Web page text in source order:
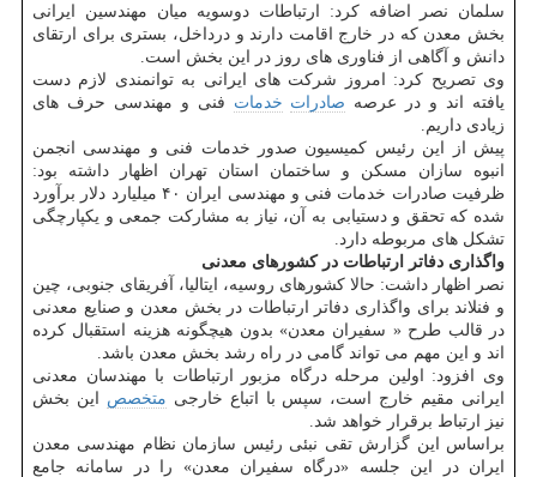
سلمان نصر اضافه کرد: ارتباطات دوسویه میان مهندسین ایرانی
بخش معدن که در خارج اقامت دارند و درداخل، بستری برای ارتقای
دانش و آگاهی از فناوری های روز در این بخش است.
وی تصریح کرد: امروز شرکت های ایرانی به توانمندی لازم دست
یافته اند و در عرصه صادرات خدمات فنی و مهندسی حرف های
زیادی داریم.
پیش از این رئیس کمیسیون صدور خدمات فنی و مهندسی انجمن
انبوه سازان مسکن و ساختمان استان تهران اظهار داشته بود:
ظرفیت صادرات خدمات فنی و مهندسی ایران ۴۰ میلیارد دلار برآورد
شده که تحقق و دستیابی به آن، نیاز به مشارکت جمعی و یکپارچگی
تشکل های مربوطه دارد.
واگذاری دفاتر ارتباطات در کشورهای معدنی
نصر اظهار داشت: حالا کشورهای روسیه، ایتالیا، آفریقای جنوبی، چین
و فنلاند برای واگذاری دفاتر ارتباطات در بخش معدن و صنایع معدنی
در قالب طرح « سفیران معدن» بدون هیچگونه هزینه استقبال کرده
اند و این مهم می تواند گامی در راه رشد بخش معدن باشد.
وی افزود: اولین مرحله درگاه مزبور ارتباطات با مهندسان معدنی
ایرانی مقیم خارج است، سپس با اتباع خارجی متخصص این بخش
نیز ارتباط برقرار خواهد شد.
براساس این گزارش تقی نبئی رئیس سازمان نظام مهندسی معدن
ایران در این جلسه «درگاه سفیران معدن» را در سامانه جامع